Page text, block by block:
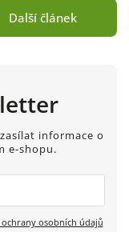
Další článek
informace o
e-shopu.
osobních údajů